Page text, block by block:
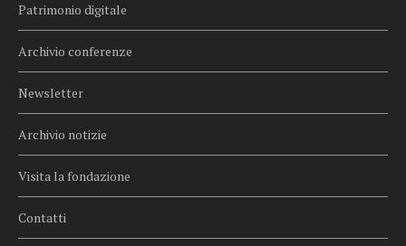
Patrimonio digitale
Archivio conferenze
Newsletter
Archivio notizie
Visita la fondazione
Contatti